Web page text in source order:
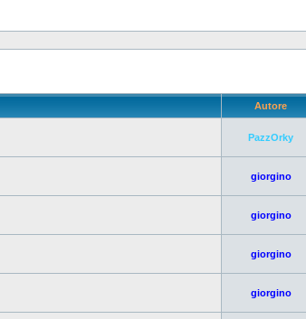
Autore
PazzOrky
giorgino
giorgino
giorgino
giorgino